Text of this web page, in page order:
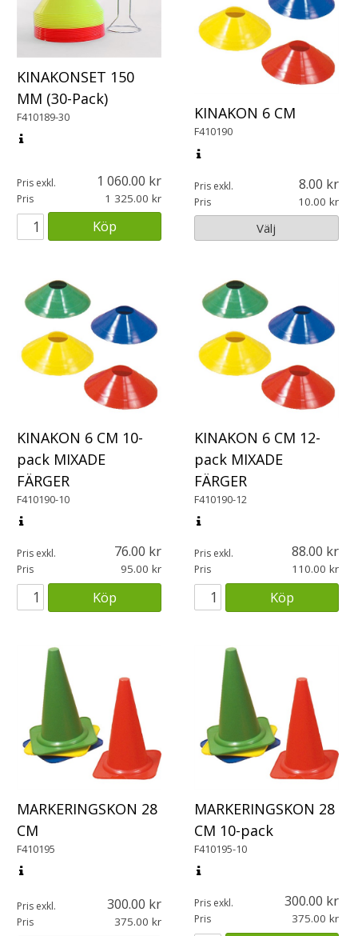
KINAKONSET 150
MM (30-Pack)
F410189-30
Pris exkl. 1 060.00
Pris 1 325.00
Köp
KINAKON 6 CM
F410190
Pris exkl. 8.00
Pris 10.00
Välj
KINAKON 6 CM 10-
pack MIXADE
FÄRGER
F410190-10
Pris exkl. 76.00
Pris 95.00
Köp
KINAKON 6 CM 12-
pack MIXADE
FÄRGER
F410190-12
Pris exkl. 88.00
Pris 110.00
Köp
MARKERINGSKON 28
CM
F410195
Pris exkl. 300.00
Pris 375.00
MARKERINGSKON 28
CM 10-pack
F410195-10
Pris exkl. 300.00
Pris 375.00